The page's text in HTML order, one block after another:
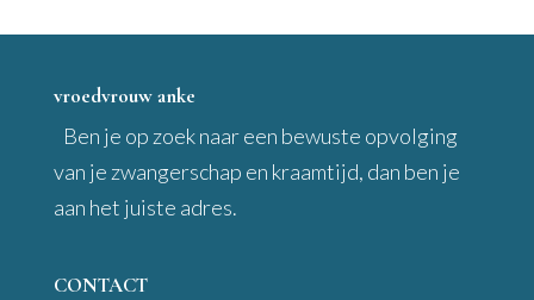
vroedvrouw anke
Ben je op zoek naar een bewuste opvolging
van je zwangerschap en kraamtijd, dan ben je
aan het juiste adres.
CONTACT